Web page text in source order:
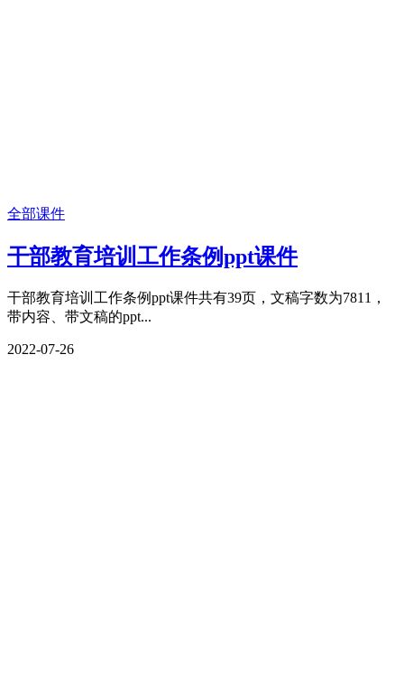
全部课件
干部教育培训工作条例ppt课件
干部教育培训工作条例ppt课件共有39页，文稿字数为7811，
带内容、带文稿的ppt...
2022-07-26